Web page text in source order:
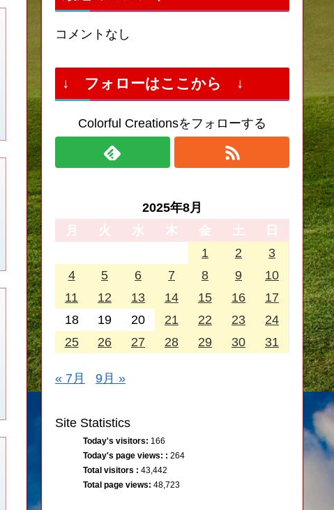
コメントなし
↓ フォローはここから ↓
Colorful Creationsをフォローする
2025年8月
月
火 水 木 金 土
日
1
2
3
4
5 6 7 8 9
10
11
12 13 14 15 16
17
18
19 20 21 22 23
24
25
26 27 28 29 30 31
« 7月 9月 »
Site Statistics
Today's visitors: 166
Today's page views: : 264
Total visitors : 43,442
Total page views: 48,723